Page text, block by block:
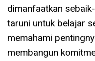
dimanfaatkan
taruni untuk belajar
memahami
membangun